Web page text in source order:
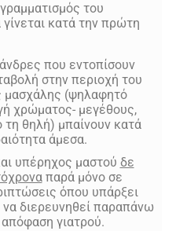
του
κατά την πρώτη
που εντοπίσουν
στην περιοχή του
μασχάλης (ψηλαφητό
χρώματος- μεγέθους,
θηλή) μπαίνουν κατά
άμεσα.
υπέρηχος μαστού δε
παρά μόνο σε
όπου υπάρξει
διερευνηθεί παραπάνω
γιατρού.